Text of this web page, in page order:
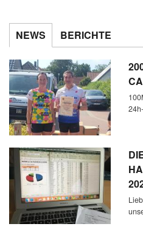
NEWS BERICHTE